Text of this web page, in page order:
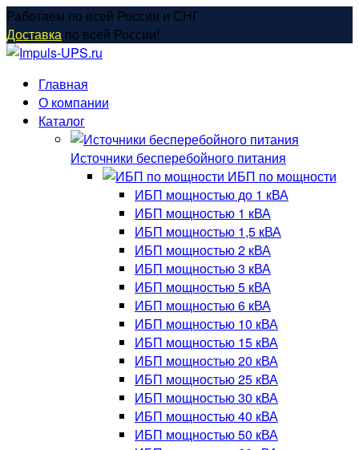
Перейти
к
содержанию
Работаем по всей России и СНГ
Доставка по всей России!
Главная
О компании
Каталог
Источники бесперебойного питания
ИБП по мощности
ИБП мощностью до 1 кВА
ИБП мощностью 1 кВА
ИБП мощностью 1,5 кВА
ИБП мощностью 2 кВА
ИБП мощностью 3 кВА
ИБП мощностью 5 кВА
ИБП мощностью 6 кВА
ИБП мощностью 10 кВА
ИБП мощностью 15 кВА
ИБП мощностью 20 кВА
ИБП мощностью 25 кВА
ИБП мощностью 30 кВА
ИБП мощностью 40 кВА
ИБП мощностью 50 кВА